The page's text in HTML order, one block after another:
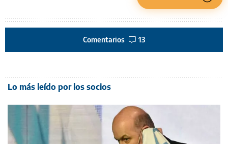
Comentarios 13
Lo más leído por los socios